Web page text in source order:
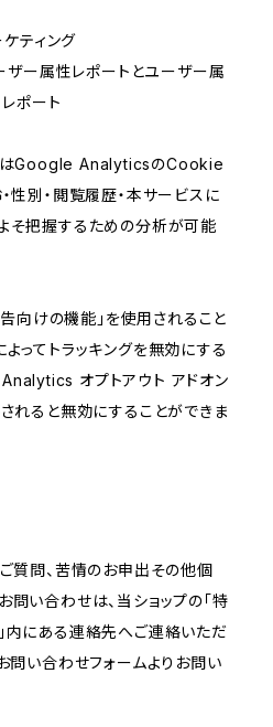
ティング
ー属性レポートとユーザー属
ポート
はGoogle AnalyticsのCookie
性別・閲覧履歴・本サービスに
そ把握するための分析が可能
けの機能」を使用されること
ってトラッキングを無効にする
オプトアウト アドオン
れると無効にすることができま
質問、苦情のお申出その他個
い合わせは、当ショップの「特
内にある連絡先へご連絡いただ
問い合わせフォームよりお問い